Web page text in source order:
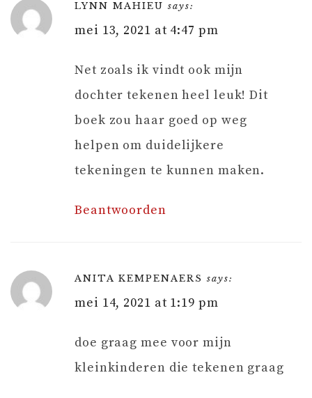
LYNN MAHIEU says:
mei 13, 2021 at 4:47 pm
Net zoals ik vindt ook mijn
dochter tekenen heel leuk! Dit
boek zou haar goed op weg
helpen om duidelijkere
tekeningen te kunnen maken.
Beantwoorden
ANITA KEMPENAERS says:
mei 14, 2021 at 1:19 pm
doe graag mee voor mijn
kleinkinderen die tekenen graag